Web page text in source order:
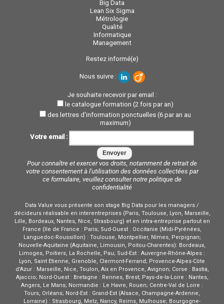
Big Data
Lean Six Sigma
Métrologie
Qualité
Informatique
Management
Restez informé(e)
Nous suivre :
Je souhaite recevoir par email :
le catalogue formation (2 fois par an)
des lettres d'information ponctuelles (6 par an au
maximum)
Votre email :
Pour connaître et exercer vos droits, notamment de retrait de
votre consentement à l'utilisation des données collectées par
ce formulaire, veuillez consulter notre politique de
confidentialité
Data Value vous présente son stage Big Data pour les managers /
décideurs réalisable en interentreprises (Paris, Toulouse, Lyon, Marseille,
Lille, Bordeaux, Nantes, Nice, Strasbourg) et en intra-entreprise partout en
France (Ile de France : Paris; Sud-Ouest : Occitanie (Midi-Pyrénées,
Languedoc-Roussillon) : Toulouse, Montpellier, Nîmes, Perpignan;
Nouvelle-Aquitaine (Aquitaine, Limousin, Poitou-Charentes): Bordeaux,
Limoges, Poitiers, La Rochelle, Pau; Sud-Est : Auvergne-Rhône-Alpes :
Lyon, Saint Etienne, Grenoble, Clermont-Ferrand; Provence-Alpes-Côte
d'Azur : Marseille, Nice, Toulon, Aix en Provence, Avignon; Corse : Bastia,
Ajaccio; Nord-Ouest : Bretagne : Rennes, Brest; Pays-de-la-Loire : Nantes,
Angers, Le Mans; Normandie : Le Havre, Rouen; Centre-Val de Loire :
Tours, Orléans; Nord-Est : Grand-Est (Alsace, Champagne-Ardenne,
Lorraine) : Strasbourg, Metz, Nancy, Reims, Mulhouse; Bourgogne-